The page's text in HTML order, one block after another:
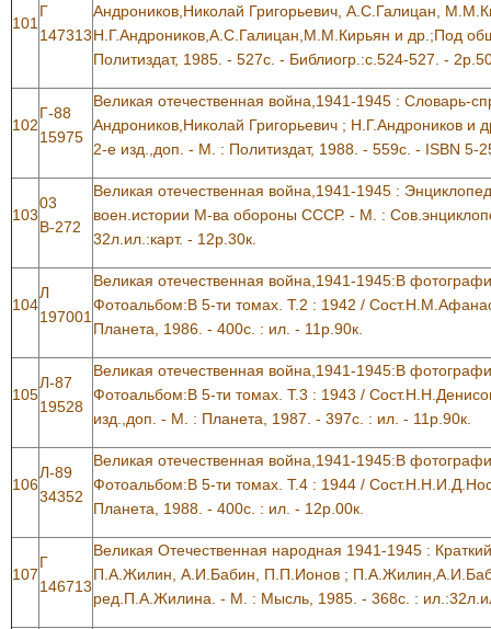
101
Г
147313
Андроников,Николай Григорьевич, А.С.Галицан,
Н.Г.Андроников,А.С.Галицан,М.М.Кирьян и др.;Под
Политиздат, 1985. - 527с. - Библиогр.:с.524-527. -
102
Г-88
15975
Великая отечественная война,1941-1945 : Словарь-
Андроников,Николай Григорьевич ; Н.Г.Андроников
2-е изд.,доп. - М. : Политиздат, 1988. - 559с. - ISBN 5-
103
03
В-272
Великая отечественная война,1941-1945 :
воен.истории М-ва обороны СССР. - М. :
32л.ил.:карт. - 12р.30к.
104
Л
197001
Великая отечественная война,1941-1945:В
Фотоальбом:В 5-ти томах. Т.2 : 1942 /
Планета, 1986. - 400с. : ил. - 11р.90к.
105
Л-87
19528
Великая отечественная война,1941-1945:В
Фотоальбом:В 5-ти томах. Т.3 : 1943 /
изд.,доп. - М. : Планета, 1987. - 397с. : ил. - 11р.90к.
106
Л-89
34352
Великая отечественная война,1941-1945:В
Фотоальбом:В 5-ти томах. Т.4 : 1944 /
Планета, 1988. - 400с. : ил. - 12р.00к.
107
Г
146713
Великая Отечественная народная 1941-1945 :
П.А.Жилин, А.И.Бабин, П.П.Ионов ;
ред.П.А.Жилина. - М. : Мысль, 1985. - 368с. :